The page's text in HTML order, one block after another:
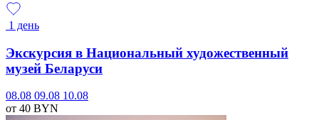
1 день
Экскурсия в Национальный художественный
музей Беларуси
08.08 09.08 10.08
от 40 BYN